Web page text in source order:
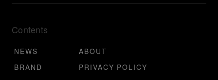
Contents
NEWS
ABOUT
BRAND
PRIVACY POLICY